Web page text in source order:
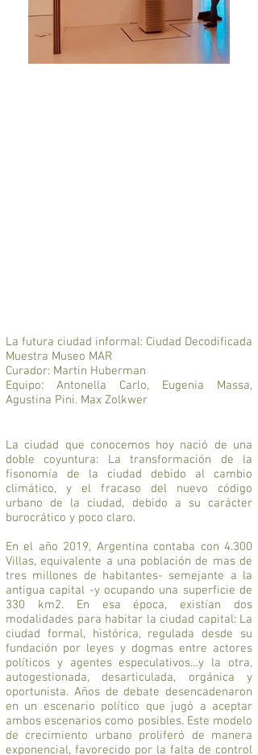
La futura ciudad informal: Ciudad Decodificada
Muestra Museo MAR
Curador: Martin Huberman
Equipo: Antonella Carlo, Eugenia Massa,
Agustina Pini. Max Zolkwer
La ciudad que conocemos hoy nació de una
doble coyuntura: La transformación de la
fisonomía de la ciudad debido al cambio
climático, y el fracaso del nuevo código
urbano de la ciudad, debido a su carácter
burocrático y poco claro.
En el año 2019, Argentina contaba con 4.300
Villas, equivalente a una población de mas de
tres millones de habitantes- semejante a la
antigua capital -y ocupando una superficie de
330 km2. En esa época, existían dos
modalidades para habitar la ciudad capital: La
ciudad formal, histórica, regulada desde su
fundación por leyes y dogmas entre actores
políticos y agentes especulativos…y la otra,
autogestionada, desarticulada, orgánica y
oportunista. Años de debate desencadenaron
en un escenario político que jugó a aceptar
ambos escenarios como posibles. Este modelo
de crecimiento urbano proliferó de manera
exponencial, favorecido por la falta de control